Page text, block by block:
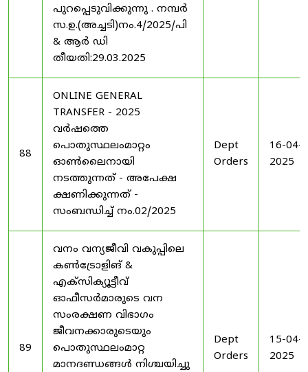
പുറപ്പെടുവിക്കുന്നു . നമ്പർ
സ.ഉ.(അച്ചടി)നം.4/2025/പി
& ആർ ഡി
തീയതി:29.03.2025
88
ONLINE GENERAL
TRANSFER - 2025
വർഷത്തെ
പൊതുസ്ഥലംമാറ്റം
ഓൺലൈനായി
നടത്തുന്നത് - അപേക്ഷ
ക്ഷണിക്കുന്നത് -
സംബന്ധിച്ച് നം.02/2025
Dept
Orders
16-04-
2025
89
വനം വന്യജീവി വകുപ്പിലെ
കൺട്രോളിങ്‌ &
എക്സിക്യൂട്ടീവ്
ഓഫീസർമാരുടെ വന
സംരക്ഷണ വിഭാഗം
ജീവനക്കാരുടെയും
പൊതുസ്ഥലംമാറ്റ
മാനദണ്ഡങ്ങൾ നിശ്ചയിച്ചു
Dept
Orders
15-04-
2025